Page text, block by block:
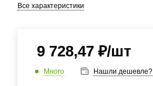
Все характеристики
9 728,47 ₽/шт
Много Нашли дешевле?